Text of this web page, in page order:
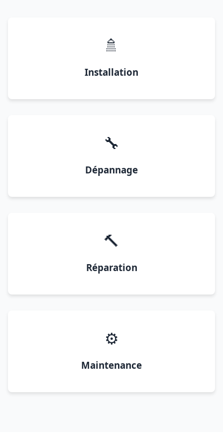
🚿
Installation
🔧
Dépannage
🔨
Réparation
⚙️
Maintenance